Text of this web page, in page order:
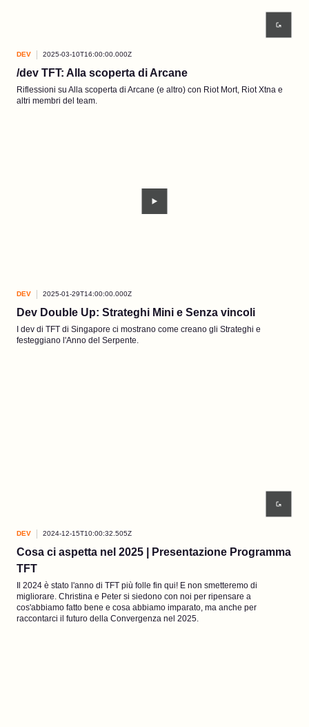
DEV 2025-03-10T16:00:00.000Z
/dev TFT: Alla scoperta di Arcane
Riflessioni su Alla scoperta di Arcane (e altro) con Riot Mort, Riot Xtna e
altri membri del team.
DEV 2025-01-29T14:00:00.000Z
Dev Double Up: Strateghi Mini e Senza vincoli
I dev di TFT di Singapore ci mostrano come creano gli Strateghi e
festeggiano l'Anno del Serpente.
DEV 2024-12-15T10:00:32.505Z
Cosa ci aspetta nel 2025 | Presentazione Programma
TFT
Il 2024 è stato l'anno di TFT più folle fin qui! E non smetteremo di
migliorare. Christina e Peter si siedono con noi per ripensare a
cos'abbiamo fatto bene e cosa abbiamo imparato, ma anche per
raccontarci il futuro della Convergenza nel 2025.